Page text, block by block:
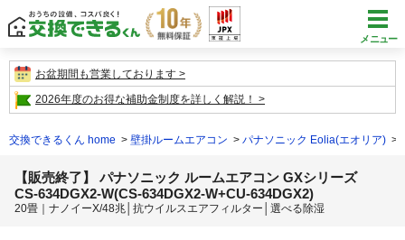
メニュー
お盆期間も営業しております
2026年度のお得な補助金制度を詳しく解説！
交換できるくん home 壁掛ルームエアコン パナソニック Eolia(エオリア)
【販売終了】 パナソニック ルームエアコン GXシリーズ
CS-634DGX2-W(CS-634DGX2-W+CU-634DGX2)
20畳｜ナノイーX/48兆│抗ウイルスエアフィルター│選べる除湿